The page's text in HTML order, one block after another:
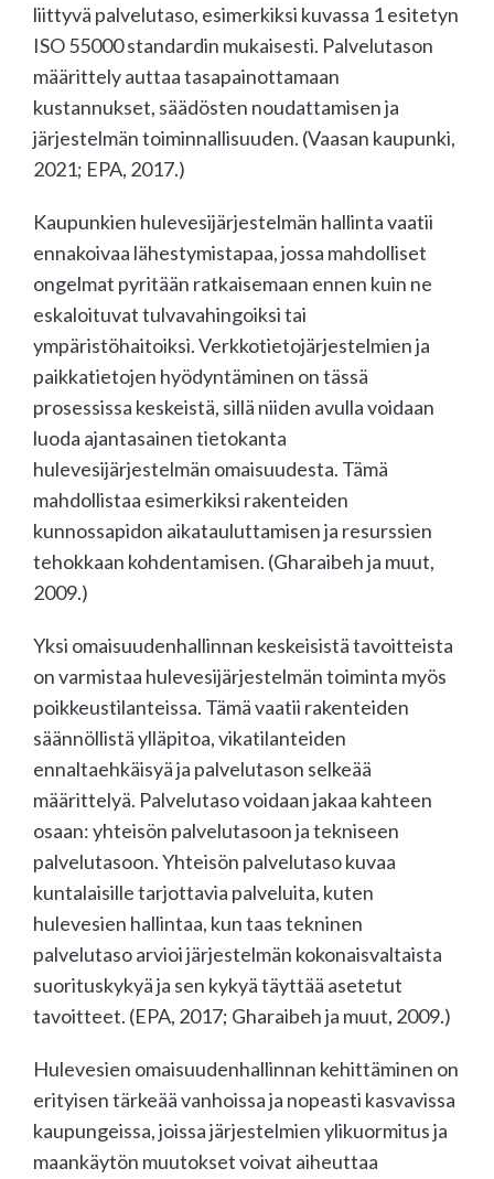
liittyvä palvelutaso, esimerkiksi kuvassa 1 esitetyn
ISO 55000 standardin mukaisesti. Palvelutason
määrittely auttaa tasapainottamaan
kustannukset, säädösten noudattamisen ja
järjestelmän toiminnallisuuden. (Vaasan kaupunki,
2021; EPA, 2017.)
Kaupunkien hulevesijärjestelmän hallinta vaatii
ennakoivaa lähestymistapaa, jossa mahdolliset
ongelmat pyritään ratkaisemaan ennen kuin ne
eskaloituvat tulvavahingoiksi tai
ympäristöhaitoiksi. Verkkotietojärjestelmien ja
paikkatietojen hyödyntäminen on tässä
prosessissa keskeistä, sillä niiden avulla voidaan
luoda ajantasainen tietokanta
hulevesijärjestelmän omaisuudesta. Tämä
mahdollistaa esimerkiksi rakenteiden
kunnossapidon aikatauluttamisen ja resurssien
tehokkaan kohdentamisen. (Gharaibeh ja muut,
2009.)
Yksi omaisuudenhallinnan keskeisistä tavoitteista
on varmistaa hulevesijärjestelmän toiminta myös
poikkeustilanteissa. Tämä vaatii rakenteiden
säännöllistä ylläpitoa, vikatilanteiden
ennaltaehkäisyä ja palvelutason selkeää
määrittelyä. Palvelutaso voidaan jakaa kahteen
osaan: yhteisön palvelutasoon ja tekniseen
palvelutasoon. Yhteisön palvelutaso kuvaa
kuntalaisille tarjottavia palveluita, kuten
hulevesien hallintaa, kun taas tekninen
palvelutaso arvioi järjestelmän kokonaisvaltaista
suorituskykyä ja sen kykyä täyttää asetetut
tavoitteet. (EPA, 2017; Gharaibeh ja muut, 2009.)
Hulevesien omaisuudenhallinnan kehittäminen on
erityisen tärkeää vanhoissa ja nopeasti kasvavissa
kaupungeissa, joissa järjestelmien ylikuormitus ja
maankäytön muutokset voivat aiheuttaa